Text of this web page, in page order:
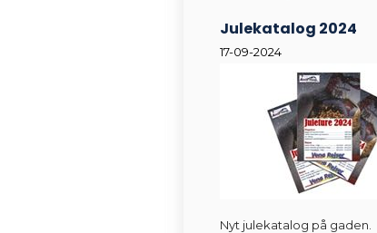
Julekatalog 2024
17-09-2024
Nyt julekatalog på gaden.